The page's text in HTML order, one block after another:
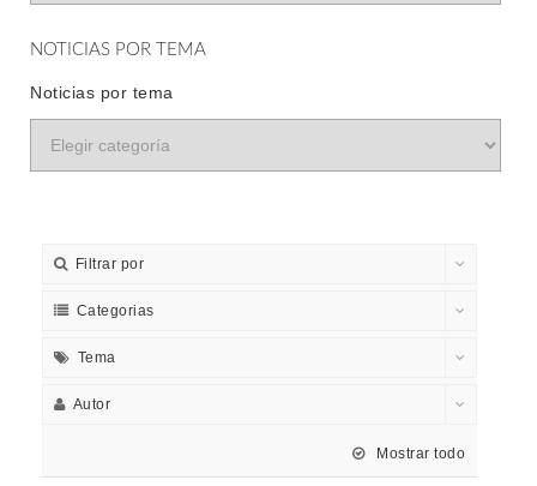
NOTICIAS POR TEMA
Noticias por tema
Filtrar por
Categorias
Tema
Autor
Mostrar todo